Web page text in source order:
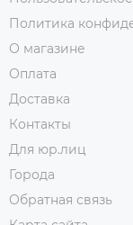
Политика
О магазине
Оплата
Доставка
Контакты
Для юр.лиц
Города
Обратная связь